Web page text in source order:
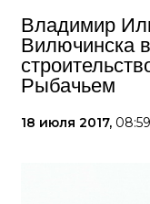
Владимир
Вилючинска
Рыбачьем
18 июля 2017, 08:59